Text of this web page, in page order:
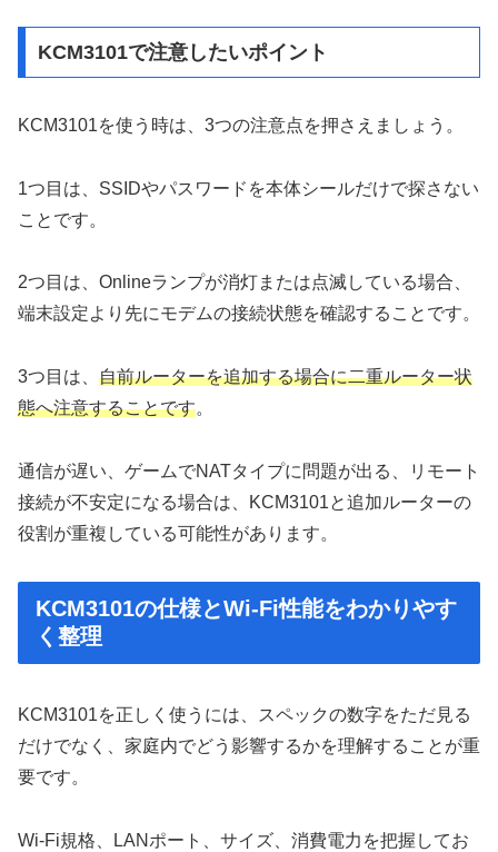
KCM3101で注意したいポイント
KCM3101を使う時は、3つの注意点を押さえましょう。
1つ目は、SSIDやパスワードを本体シールだけで探さない
ことです。
2つ目は、Onlineランプが消灯または点滅している場合、
端末設定より先にモデムの接続状態を確認することです。
3つ目は、 自前ルーターを追加する場合に二重ルーター状
態へ注意することです。
通信が遅い、ゲームでNATタイプに問題が出る、リモート
接続が不安定になる場合は、KCM3101と追加ルーターの
役割が重複している可能性があります。
KCM3101の仕様とWi-Fi性能をわかりやす
く整理
KCM3101を正しく使うには、スペックの数字をただ見る
だけでなく、家庭内でどう影響するかを理解することが重
要です。
Wi-Fi規格、LANポート、サイズ、消費電力を把握してお